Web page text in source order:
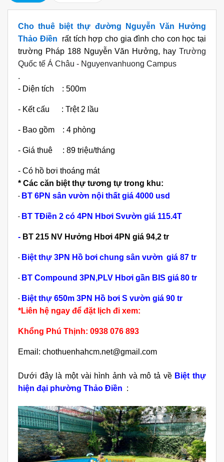
Cho thuê biệt thự đường Nguyễn Văn Hưởng
Thảo Điền
rất tích hợp cho gia đình cho con học tại
trường Pháp 188 Nguyễn Văn Hưởng, hay Trường
Quốc tế Á Châu - Nguyenvanhuong Campus
.
- Diện tích : 500m
- Kết cấu : Trệt 2 lầu
- Bao gồm : 4 phòng
- Giá thuê : 89 triệu/tháng
- Có hồ bơi thoáng mát
* Các căn biệt thự tương tự trong khu:
- BT 6PN sân vườn nội thất giá 4000 usd
- BT TĐiền 2 có 4PN Hbơi Svườn giá 115.4T
- BT 215 NV Hưởng Hbơi 4PN giá 94,2 tr
- Biệt thự 3PN Hồ bơi chung sân vườn giá 87 tr
- BT Compound 3PN,PLV Hbơi gần BIS giá80 tr
- Biệt thự 650m 3PN Hồ bơi S vườn giá 90 tr
*Liên hệ ngay để đặt lịch đi xem:
Khổng Phú Thịnh: 0938 076 893
Email: chothuenhahcm.net@gmail.com
Dưới đây là một vài hình ảnh và mô tả về Biệt thự
hiện đại phường Thảo Điền :